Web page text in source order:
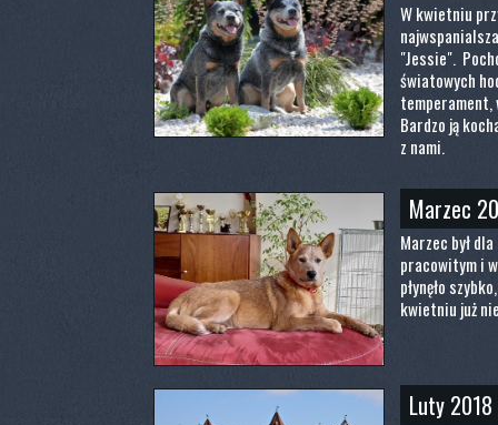
W kwietniu
"Jessie".
światowych
temperament,
Bardzo ją
z nami.
Marzec
Marzec był
pracowitym i
płynęło
kwietniu już
Luty 2018